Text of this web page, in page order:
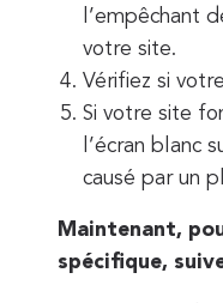
l’empêchant
votre site.
Vérifiez si
Si votre site
l’écran blanc
causé par un
Maintenant,
spécifique,